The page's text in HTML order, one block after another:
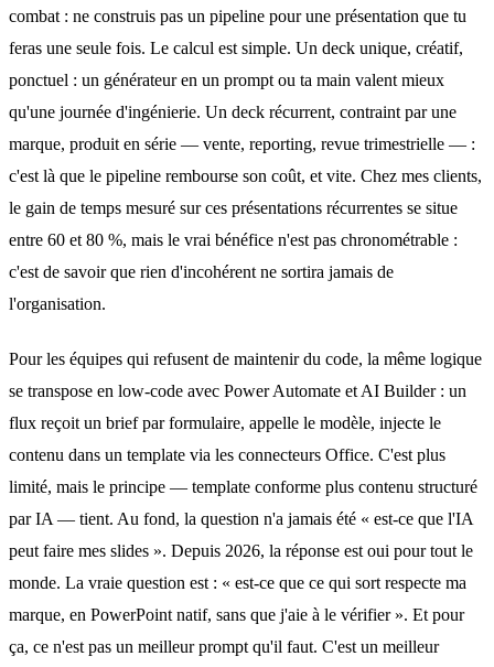
combat : ne construis pas un pipeline pour une présentation que tu
feras une seule fois. Le calcul est simple. Un deck unique, créatif,
ponctuel : un générateur en un prompt ou ta main valent mieux
qu'une journée d'ingénierie. Un deck récurrent, contraint par une
marque, produit en série — vente, reporting, revue trimestrielle — :
c'est là que le pipeline rembourse son coût, et vite. Chez mes clients,
le gain de temps mesuré sur ces présentations récurrentes se situe
entre 60 et 80 %, mais le vrai bénéfice n'est pas chronométrable :
c'est de savoir que rien d'incohérent ne sortira jamais de
l'organisation.
Pour les équipes qui refusent de maintenir du code, la même logique
se transpose en low-code avec Power Automate et AI Builder : un
flux reçoit un brief par formulaire, appelle le modèle, injecte le
contenu dans un template via les connecteurs Office. C'est plus
limité, mais le principe — template conforme plus contenu structuré
par IA — tient. Au fond, la question n'a jamais été « est-ce que l'IA
peut faire mes slides ». Depuis 2026, la réponse est oui pour tout le
monde. La vraie question est : « est-ce que ce qui sort respecte ma
marque, en PowerPoint natif, sans que j'aie à le vérifier ». Et pour
ça, ce n'est pas un meilleur prompt qu'il faut. C'est un meilleur